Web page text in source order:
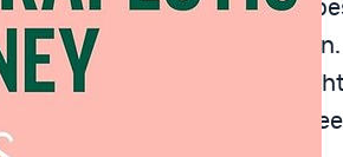
gezondheid van de
School van het
het verliezen van
en iedereen in de